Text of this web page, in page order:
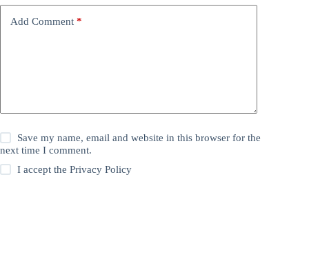
Add Comment *
Save my name, email and website in this browser for the
next time I comment.
I accept thePrivacy Policy